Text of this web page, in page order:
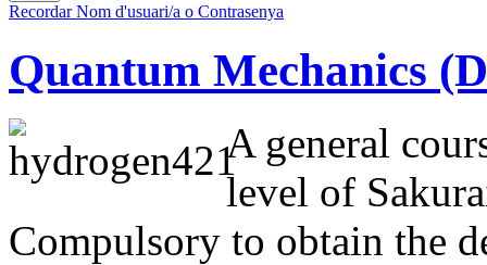
Recordar Nom d'usuari/a o Contrasenya
Quantum Mechanics
A general
level of
Compulsory to obtain the